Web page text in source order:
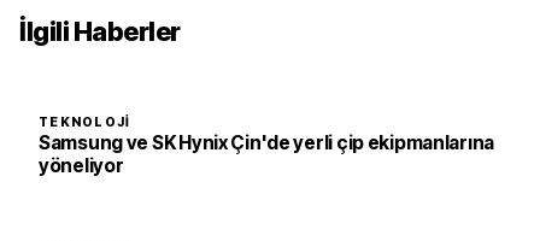
İlgili Haberler
TEKNOLOJI
Samsung ve SK Hynix Çin'de yerli çip ekipmanlarına
yöneliyor